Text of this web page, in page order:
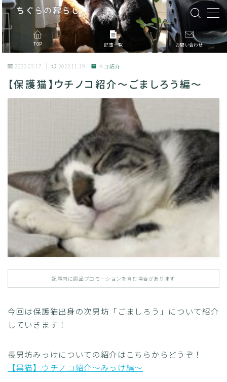
MENU
記事一覧
このブログについて
TOP 記事一覧 お問い合わせ
2022.03.17 2022.11.19 ネコ紹介
【保護猫】ウチノコ紹介〜ごましろう編〜
記事内に商品プロモーションを含む場合があります
今回は保護猫出身の次男坊「ごましろう」について紹介
していきます！
長男坊みっけについての紹介はこちらからどうぞ！
【黒猫】ウチノコ紹介～みっけ編～